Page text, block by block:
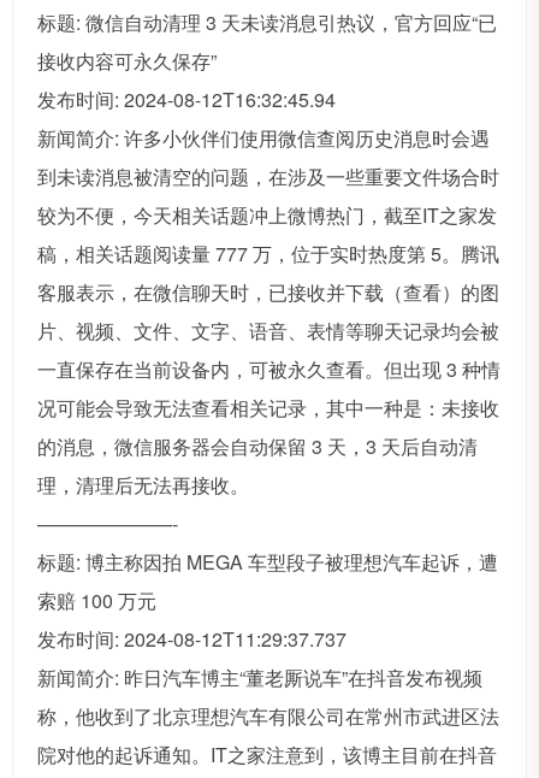
标题: 微信自动清理 3 天未读消息引热议，官方回应“已
接收内容可永久保存”
发布时间: 2024-08-12T16:32:45.94
新闻简介: 许多小伙伴们使用微信查阅历史消息时会遇
到未读消息被清空的问题，在涉及一些重要文件场合时
较为不便，今天相关话题冲上微博热门，截至IT之家发
稿，相关话题阅读量 777 万，位于实时热度第 5。腾讯
客服表示，在微信聊天时，已接收并下载（查看）的图
片、视频、文件、文字、语音、表情等聊天记录均会被
一直保存在当前设备内，可被永久查看。但出现 3 种情
况可能会导致无法查看相关记录，其中一种是：未接收
的消息，微信服务器会自动保留 3 天，3 天后自动清
理，清理后无法再接收。
———————-
标题: 博主称因拍 MEGA 车型段子被理想汽车起诉，遭
索赔 100 万元
发布时间: 2024-08-12T11:29:37.737
新闻简介: 昨日汽车博主“董老厮说车”在抖音发布视频
称，他收到了北京理想汽车有限公司在常州市武进区法
院对他的起诉通知。IT之家注意到，该博主目前在抖音